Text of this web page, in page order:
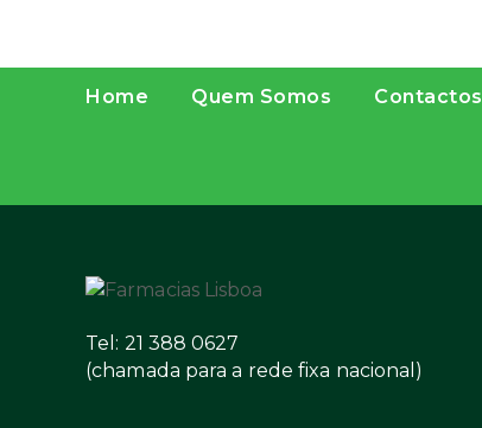
Home Quem Somos Contactos
Tel: 21 388 0627
(chamada para a rede fixa nacional)